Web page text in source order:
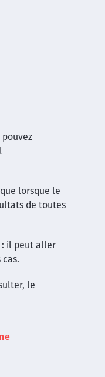
pouvez
lorsque le
de toutes
: il peut aller
le